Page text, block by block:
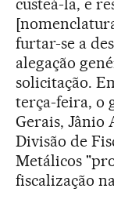
custeá-la, e
furtar-se a
alegação
solicitação.
terça-feira, o
Gerais, Jânio
Divisão de
Metálicos
fiscalização